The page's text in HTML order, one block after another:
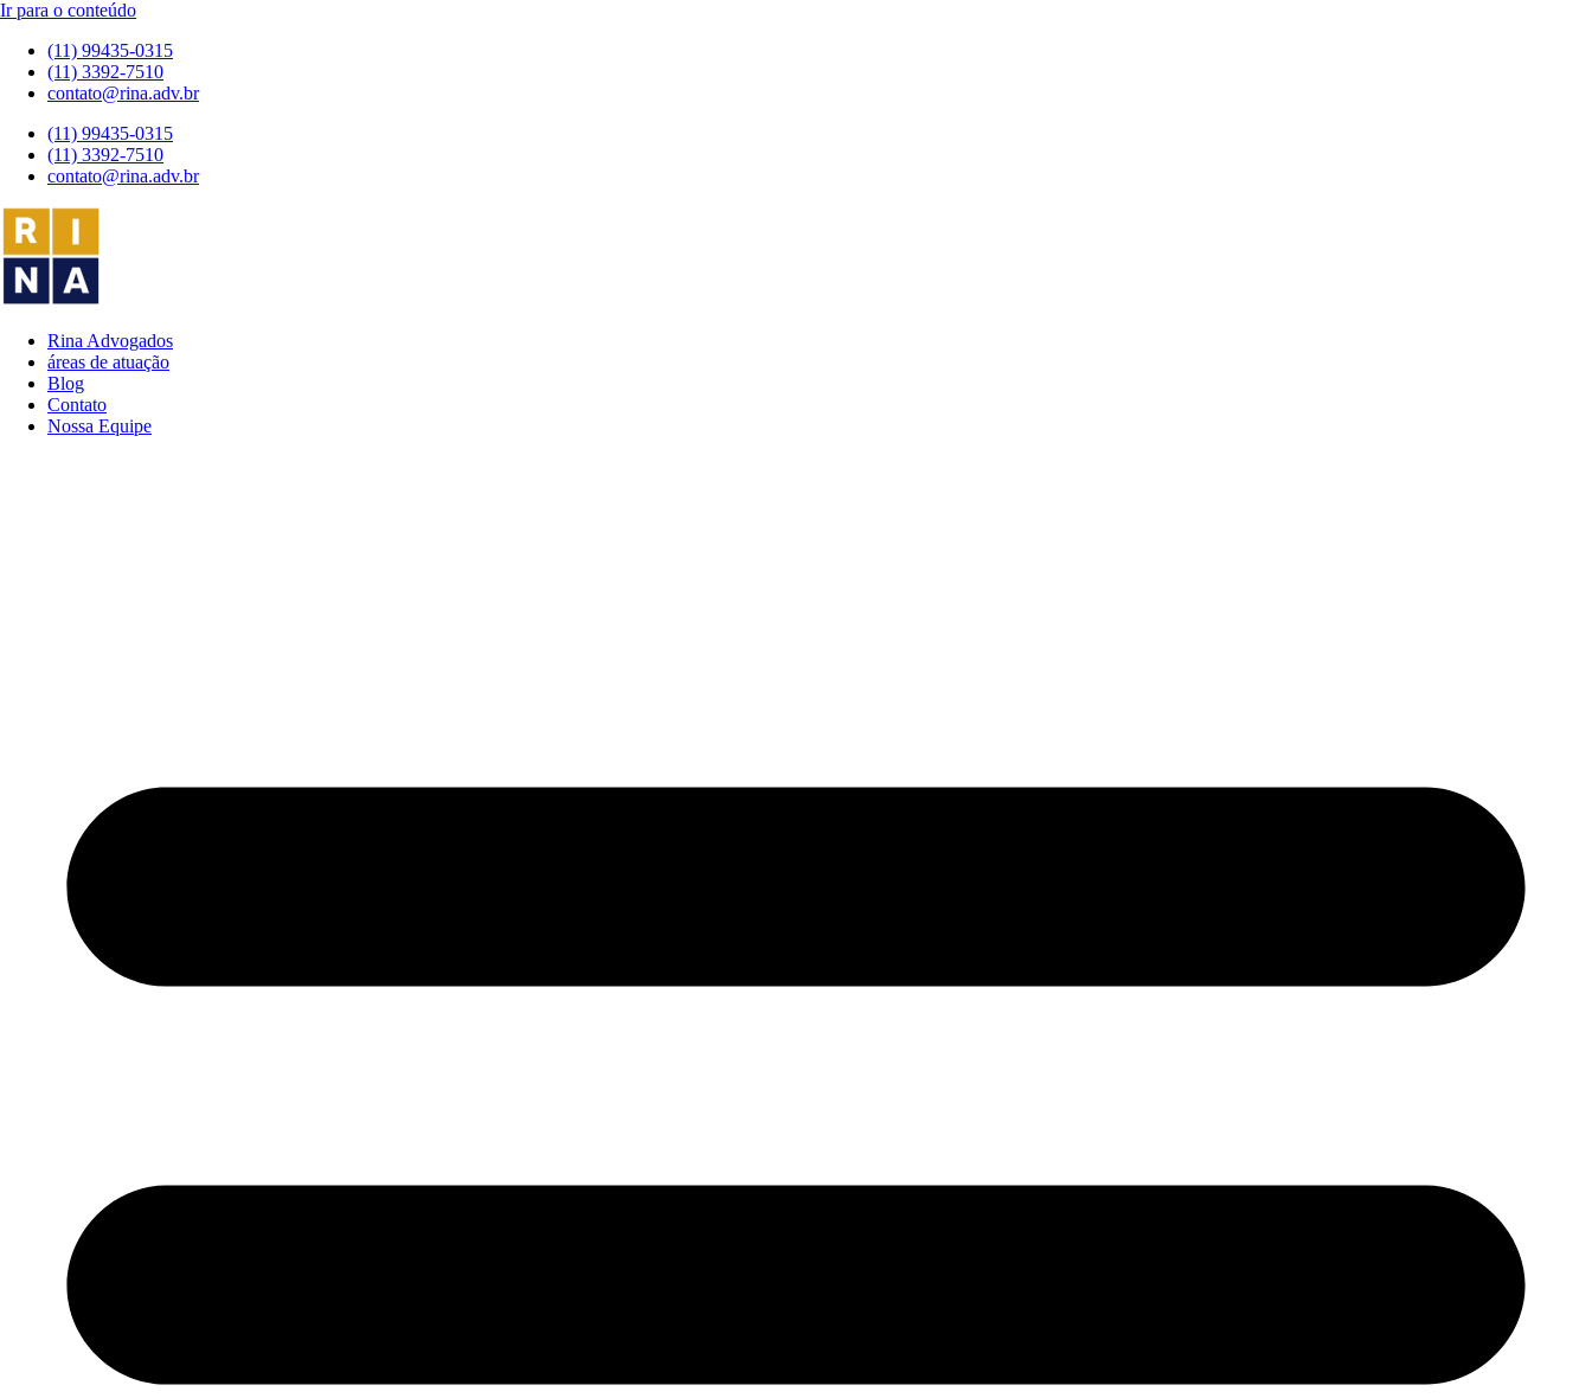
Ir para o conteúdo
(11) 99435-0315
(11) 3392-7510
contato@rina.adv.br
(11) 99435-0315
(11) 3392-7510
contato@rina.adv.br
Rina Advogados
áreas de atuação
Blog
Contato
Nossa Equipe